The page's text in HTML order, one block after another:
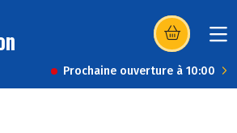
(s’ouvre dans
Prochaine ouverture à 10:00